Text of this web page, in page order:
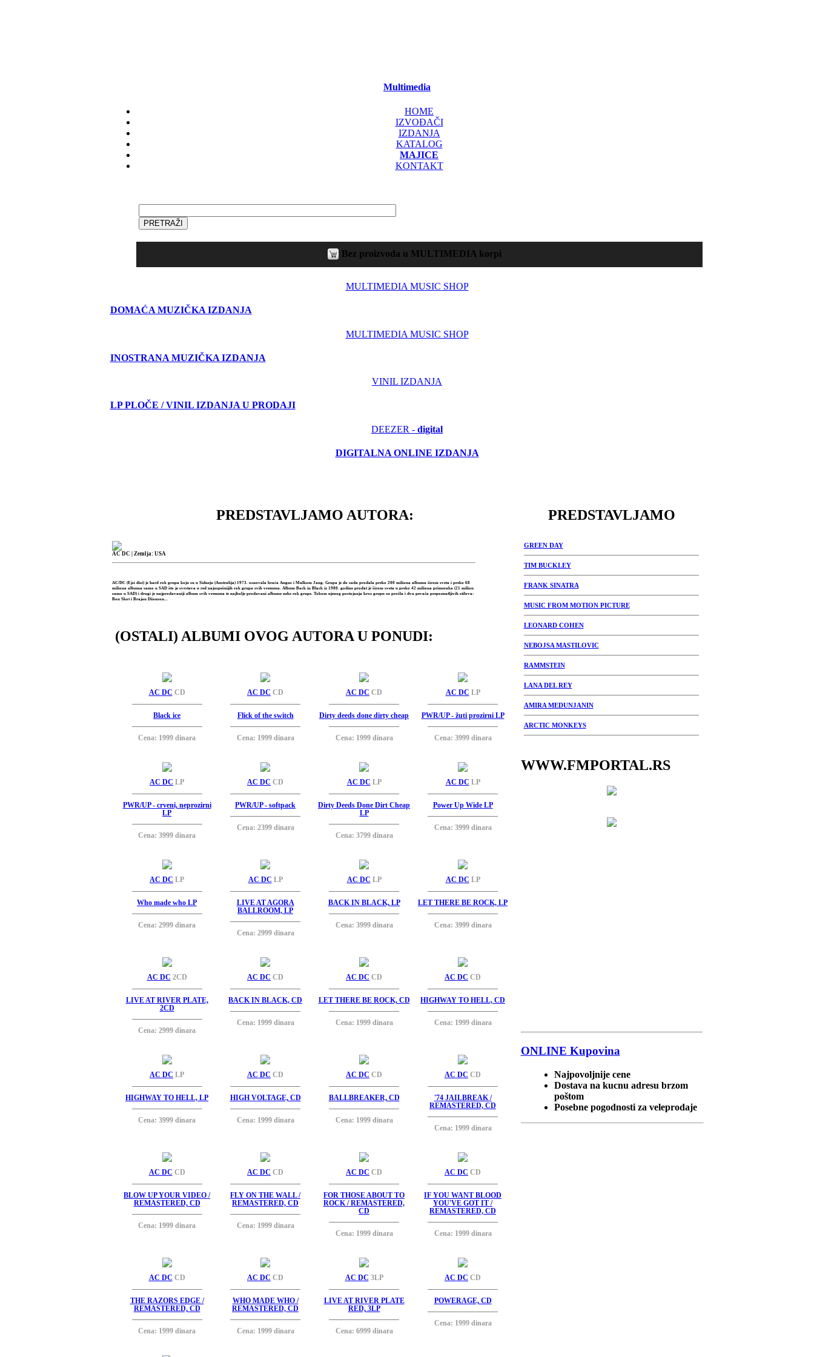
Multimedia
HOME
IZVOĐAČI
IZDANJA
KATALOG
MAJICE
KONTAKT
Bez proizvoda u MULTIMEDIA korpi
MULTIMEDIA MUSIC SHOP
DOMAĆA MUZIČKA IZDANJA
MULTIMEDIA MUSIC SHOP
INOSTRANA MUZIČKA IZDANJA
VINIL IZDANJA
LP PLOČE / VINIL IZDANJA U PRODAJI
DEEZER - digital
DIGITALNA ONLINE IZDANJA
PREDSTAVLJAMO AUTORA:
AC DC | Zemlja: USA
AC/DC (Ejsi disi) je hard rok grupa koju su u Sidneju (Australija) 1973. osnovala braća Angus i Malkom Jang. Grupa je do sada prodala preko 200 miliona albuma širom sveta i preko 68
miliona albuma samo u SAD što je svrstava u red najuspešnijih rok grupa svih vremena. Album Back in Black iz 1980. godine prodat je širom sveta u preko 42 miliona primeraka (21 milion
samo u SAD) i drugi je najprodavaniji album svih vremena te najbolje prodavani albume neke rok grupe. Tokom njenog postojanja kroz grupu su prošla i dva pevača prepoznatljivih stilova:
Bon Skot i Brajan Džonson...
(OSTALI) ALBUMI OVOG AUTORA U PONUDI:
AC DC CD
Black ice
Cena: 1999 dinara
AC DC CD
Flick of the switch
Cena: 1999 dinara
AC DC CD
Dirty deeds done dirty cheap
Cena: 1999 dinara
AC DC LP
PWR/UP - žuti prozirni LP
Cena: 3999 dinara
AC DC LP
PWR/UP - crveni, neprozirni
LP
Cena: 3999 dinara
AC DC CD
PWR/UP - softpack
Cena: 2399 dinara
AC DC LP
Dirty Deeds Done Dirt Cheap
LP
Cena: 3799 dinara
AC DC LP
Power Up Wide LP
Cena: 3999 dinara
AC DC LP
Who made who LP
Cena: 2999 dinara
AC DC LP
LIVE AT AGORA
BALLROOM, LP
Cena: 2999 dinara
AC DC LP
BACK IN BLACK, LP
Cena: 3999 dinara
AC DC LP
LET THERE BE ROCK, LP
Cena: 3999 dinara
AC DC 2CD
LIVE AT RIVER PLATE,
2CD
Cena: 2999 dinara
AC DC CD
BACK IN BLACK, CD
Cena: 1999 dinara
AC DC CD
LET THERE BE ROCK, CD
Cena: 1999 dinara
AC DC CD
HIGHWAY TO HELL, CD
Cena: 1999 dinara
AC DC LP
HIGHWAY TO HELL, LP
Cena: 3999 dinara
AC DC CD
HIGH VOLTAGE, CD
Cena: 1999 dinara
AC DC CD
BALLBREAKER, CD
Cena: 1999 dinara
AC DC CD
'74 JAILBREAK /
REMASTERED, CD
Cena: 1999 dinara
AC DC CD
BLOW UP YOUR VIDEO /
REMASTERED, CD
Cena: 1999 dinara
AC DC CD
FLY ON THE WALL /
REMASTERED, CD
Cena: 1999 dinara
AC DC CD
FOR THOSE ABOUT TO
ROCK / REMASTERED,
CD
Cena: 1999 dinara
AC DC CD
IF YOU WANT BLOOD
YOU'VE GOT IT /
REMASTERED, CD
Cena: 1999 dinara
AC DC CD
THE RAZORS EDGE /
REMASTERED, CD
Cena: 1999 dinara
AC DC CD
WHO MADE WHO /
REMASTERED, CD
Cena: 1999 dinara
AC DC 3LP
LIVE AT RIVER PLATE
RED, 3LP
Cena: 6999 dinara
AC DC CD
POWERAGE, CD
Cena: 1999 dinara
PREDSTAVLJAMO
GREEN DAY
TIM BUCKLEY
FRANK SINATRA
MUSIC FROM MOTION PICTURE
LEONARD COHEN
NEBOJSA MASTILOVIC
RAMMSTEIN
LANA DEL REY
AMIRA MEDUNJANIN
ARCTIC MONKEYS
WWW.FMPORTAL.RS
ONLINE Kupovina
Najpovoljnije cene
Dostava na kucnu adresu brzom
poštom
Posebne pogodnosti za veleprodaje